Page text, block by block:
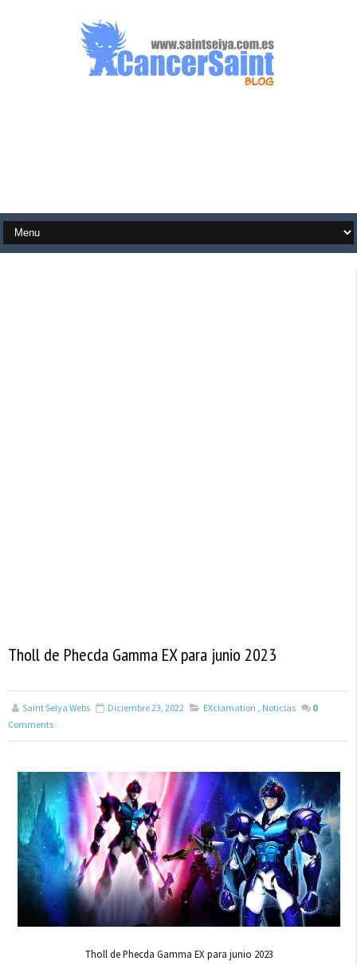
Tholl de Phecda Gamma EX para junio 2023
Saint Seiya Webs Diciembre 23, 2022 EXclamation , Noticias
0
Comments
Tholl de Phecda Gamma EX para junio 2023